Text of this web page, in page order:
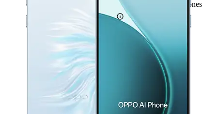
Ficha técnica
22Basado en 22 valoraciones
329,– €329,00€